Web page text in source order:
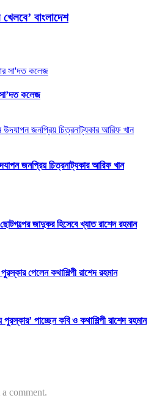
বাংলাদেশ
কলেজ
জনপ্রিয় চিত্রনাট্যকার আরিফ খান
জাদুকর হিসেবে খ্যাত রাশেদ রহমান
পেলেন কথাশিল্পী রাশেদ রহমান
পাচ্ছেন কবি ও কথাশিল্পী রাশেদ রহমান
comment.